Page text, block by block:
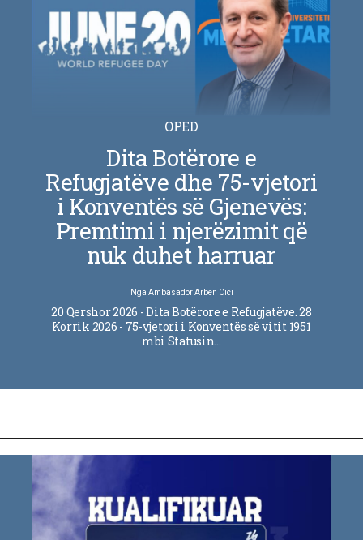
OPED
Dita Botërore e
Refugjatëve dhe 75-vjetori
i Konventës së Gjenevës:
Premtimi i njerëzimit që
nuk duhet harruar
Nga Ambasador Arben Cici
20 Qershor 2026 - Dita Botërore e Refugjatëve. 28
Korrik 2026 - 75-vjetori i Konventës së vitit 1951
mbi Statusin…